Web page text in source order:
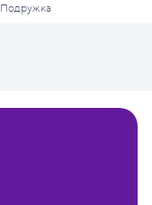
Подружка